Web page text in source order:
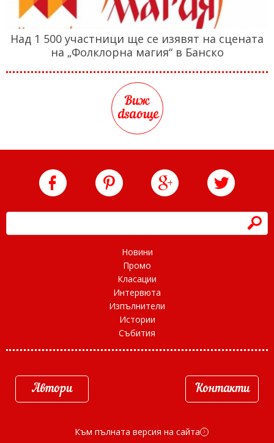
Над 1 500 участници ще се изявят на сцената
на „Фолклорна магия“ в Банско
Виж
dsaоще
h
Новини
Промо
Класации
Интервюта
Изпълнители
Истории
Събития
Автори Контакти
Към пълната версия на сайта d